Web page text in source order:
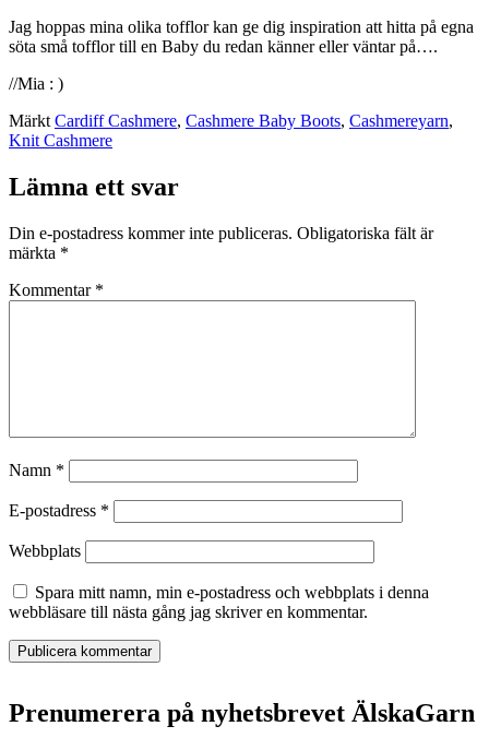
Jag hoppas mina olika tofflor kan ge dig inspiration att hitta på egna
söta små tofflor till en Baby du redan känner eller väntar på….
//Mia : )
Märkt Cardiff Cashmere, Cashmere Baby Boots, Cashmereyarn,
Knit Cashmere
Lämna ett svar
Din e-postadress kommer inte publiceras. Obligatoriska fält är
märkta *
Kommentar *
Namn *
E-postadress *
Webbplats
Spara mitt namn, min e-postadress och webbplats i denna
webbläsare till nästa gång jag skriver en kommentar.
Prenumerera på nyhetsbrevet ÄlskaGarn